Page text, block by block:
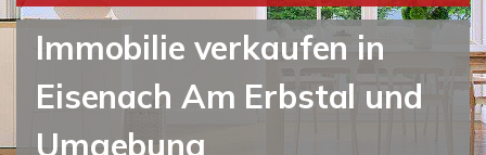
Immobilie verkaufen in
Eisenach Am Erbstal und
Umgebung